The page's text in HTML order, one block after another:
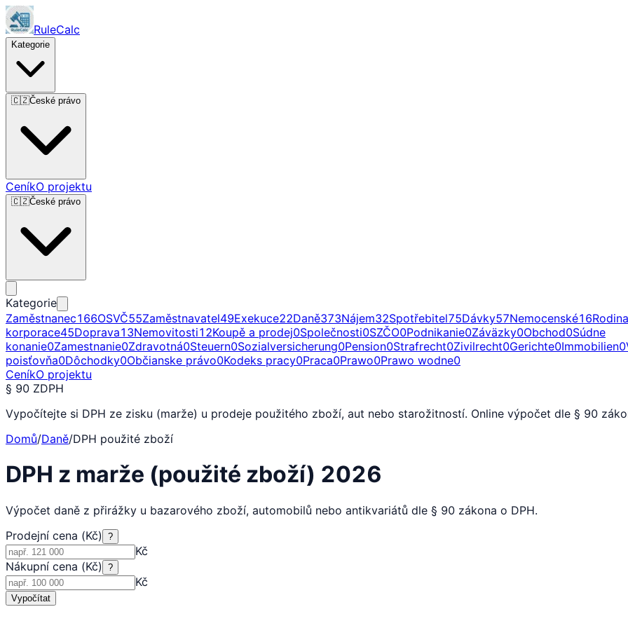
RuleCalc
Kategorie
🇨🇿České právo
CeníkO projektu
🇨🇿České právo
Kategorie
Zaměstnanec166OSVČ55Zaměstnavatel49Exekuce22Daně373Nájem32Spotřebitel75Dávky57Nemocenské16Rodina
korporace45Doprava13Nemovitosti12Koupě a prodej0Společnosti0SZČO0Podnikanie0Záväzky0Obchod0Súdne
konanie0Zamestnanie0Zdravotná0Steuern0Sozialversicherung0Pension0Strafrecht0Zivilrecht0Gerichte0Immobilien0
poisťovňa0Dôchodky0Občianske právo0Kodeks pracy0Praca0Prawo0Prawo wodne0
CeníkO projektu
§ 90 ZDPH
Vypočítejte si DPH ze zisku (marže) u prodeje použitého zboží, aut nebo starožitností. Online výpočet dle § 90
Domů/Daně/DPH použité zboží
DPH z marže (použité zboží) 2026
Výpočet daně z přirážky u bazarového zboží, automobilů nebo antikvariátů dle § 90 zákona o DPH.
Prodejní cena (Kč)
?
Kč
Nákupní cena (Kč)
?
Kč
Vypočítat